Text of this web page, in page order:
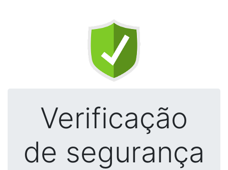
Verificação
de segurança